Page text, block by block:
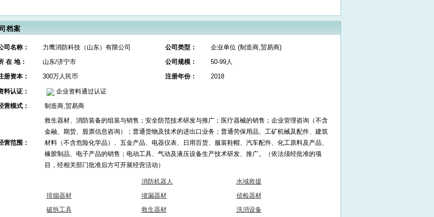
档案
司名称： 力鹰消防科技（山东）有限公司 公司类型：
企业单位 (制造商,贸易商)
在 地：
山东/济宁市 公司规模：
50-99人
册资本：
300万人民币 注册年份： 2018
料认证：
企业资料通过认证
营模式：
制造商,贸易商
营范围：
救生器材、消防装备的组装与销售；安全防范技术研发与推广；医疗器械的销售；企业管理咨询（不含
金融、期货、股票信息咨询）；普通货物及技术的进出口业务；普通劳保用品、工矿机械及配件、建筑
材料（不含危险化学品）、五金产品、电器仪表、日用百货、服装鞋帽、汽车配件、化工原料及产品、
橡胶制品、电子产品的销售；电动工具、气动及液压设备生产技术研发、推广。（依法须经批准的项
目，经相关部门批准后方可开展经营活动）
消防机器人
水域救援
排烟器材
堵漏器材
侦检器材
破拆工具
救生器材 洗消设备